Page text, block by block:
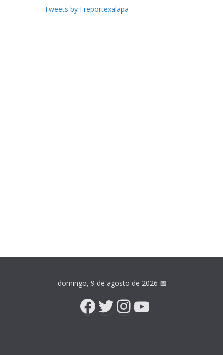
Tweets by Freportexalapa
domingo, 9 de agosto de 2026 📅
Facebook
Twitter
Instagram
YouTube